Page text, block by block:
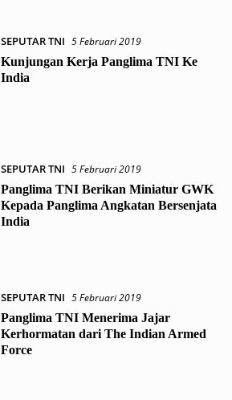
SEPUTAR TNI 5 Februari 2019
Kunjungan Kerja Panglima TNI Ke
India
SEPUTAR TNI 5 Februari 2019
Panglima TNI Berikan Miniatur GWK
Kepada Panglima Angkatan Bersenjata
India
SEPUTAR TNI 5 Februari 2019
Panglima TNI Menerima Jajar
Kerhormatan dari The Indian Armed
Force